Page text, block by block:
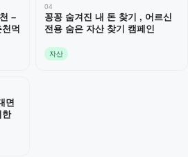
–
먹
04
꽁꽁 숨겨진 내 돈 찾기 , 어르신
전용 숨은 자산 찾기 캠페인
자산
면
한